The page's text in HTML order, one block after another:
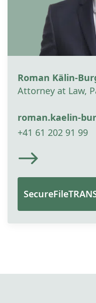
Roman Kälin-
Attorney at Law,
roman.kaelin-
+41 61 202 91 99